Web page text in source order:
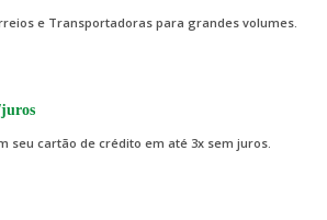
e Transportadoras para grandes volumes.
seu cartão de crédito em até 3x sem juros.